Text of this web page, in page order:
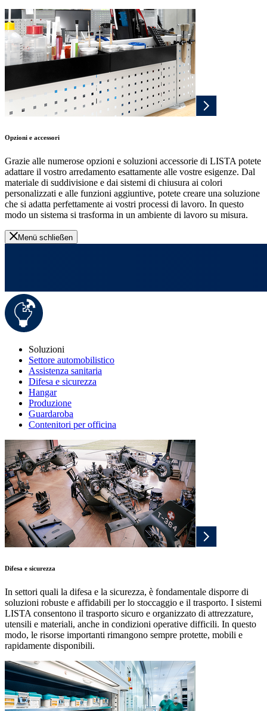
Opzioni e accessori
Grazie alle numerose opzioni e soluzioni accessorie di LISTA potete
adattare il vostro arredamento esattamente alle vostre esigenze. Dal
materiale di suddivisione e dai sistemi di chiusura ai colori
personalizzati e alle funzioni aggiuntive, potete creare una soluzione
che si adatta perfettamente ai vostri processi di lavoro. In questo
modo un sistema si trasforma in un ambiente di lavoro su misura.
Menü schließen
Soluzioni
Settore automobilistico
Assistenza sanitaria
Difesa e sicurezza
Hangar
Produzione
Guardaroba
Contenitori per officina
Difesa e sicurezza
In settori quali la difesa e la sicurezza, è fondamentale disporre di
soluzioni robuste e affidabili per lo stoccaggio e il trasporto. I sistemi
LISTA consentono il trasporto sicuro e organizzato di attrezzature,
utensili e materiali, anche in condizioni operative difficili. In questo
modo, le risorse importanti rimangono sempre protette, mobili e
rapidamente disponibili.